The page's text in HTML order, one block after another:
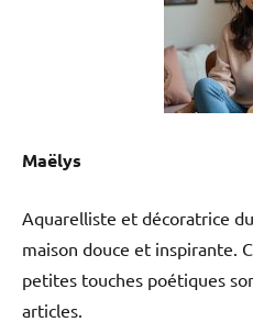
Maëlys
Aquarelliste et décoratrice
maison douce et inspirante.
petites touches poétiques
articles.